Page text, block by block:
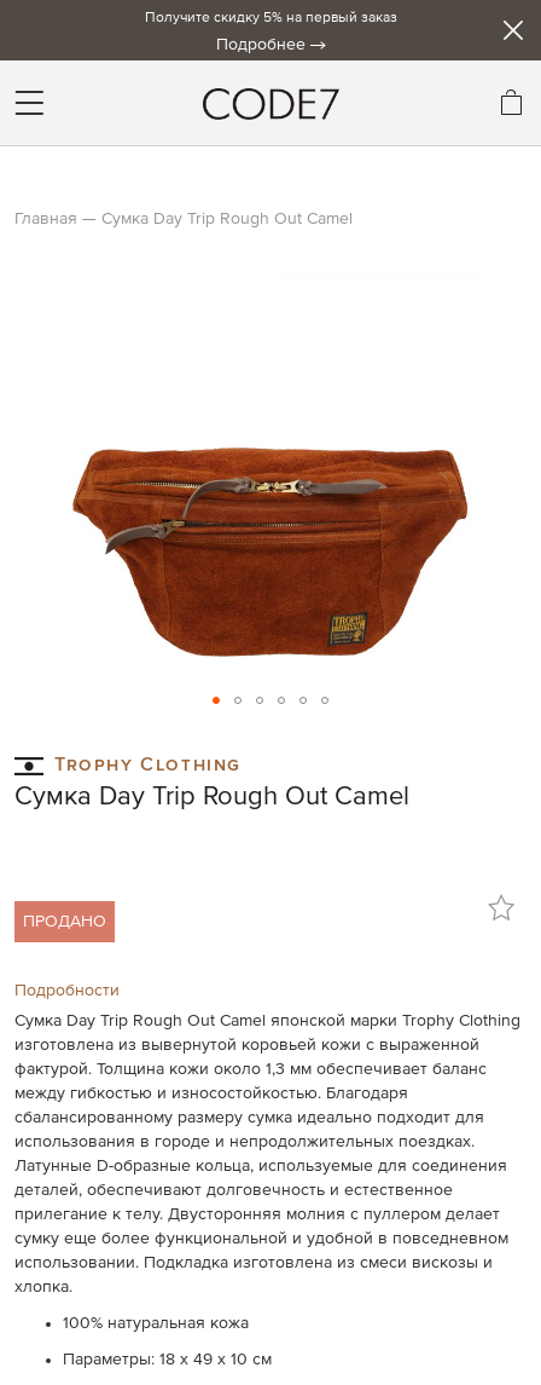
Получите скидку 5% на первый заказ
Подробнее
Главная Сумка Day Trip Rough Out Camel
to
the
beginning
gallery
Trophy Clothing
Сумка Day Trip Rough Out Camel
ПРОДАНО
Подробности
Сумка Day Trip Rough Out Camel японской марки Trophy Clothing
изготовлена из вывернутой коровьей кожи с выраженной
фактурой. Толщина кожи около 1,3 мм обеспечивает баланс
между гибкостью и износостойкостью. Благодаря
сбалансированному размеру сумка идеально подходит для
использования в городе и непродолжительных поездках.
Латунные D-образные кольца, используемые для соединения
деталей, обеспечивают долговечность и естественное
прилегание к телу. Двусторонняя молния с пуллером делает
сумку еще более функциональной и удобной в повседневном
использовании. Подкладка изготовлена из смеси вискозы и
хлопка.
100% натуральная кожа
Параметры: 18 х 49 х 10 см